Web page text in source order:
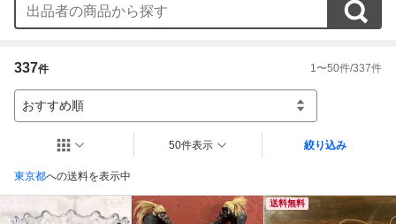
可能でございます。その場合は取引ナビよりその旨ご連絡ください。
337件 1 〜50件/337件
おすすめ順
東京都への送料を表示中
50件表示 絞り込み
送料無料